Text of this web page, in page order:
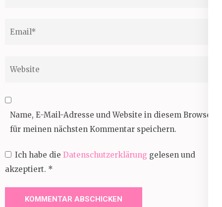
Name, E-Mail-Adresse und Website in diesem Browser
für meinen nächsten Kommentar speichern.
Ich habe die Datenschutzerklärung gelesen und
akzeptiert. *